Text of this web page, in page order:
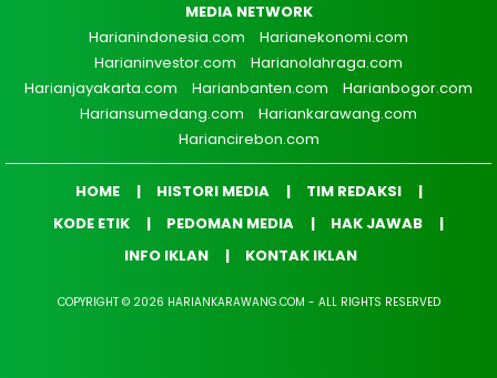
MEDIA NETWORK
Harianindonesia.com
Harianekonomi.com
Harianinvestor.com
Harianolahraga.com
Harianjayakarta.com
Harianbanten.com
Harianbogor.com
Hariansumedang.com
Hariankarawang.com
Hariancirebon.com
HOME HISTORI MEDIA
TIM REDAKSI
KODE ETIK
PEDOMAN MEDIA
HAK JAWAB
INFO IKLAN
KONTAK IKLAN
COPYRIGHT © 2026 HARIANKARAWANG.COM - ALL RIGHTS RESERVED